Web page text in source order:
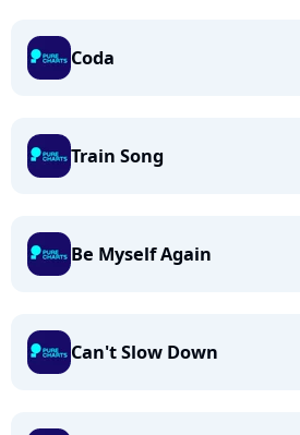
Coda
Train Song
Be Myself Again
Can't Slow Down